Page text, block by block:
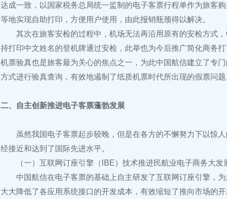
达成一致，以国家税务总局统一监制的电子客票行程单作为旅客
等地实现自助打印，方便用户使用，由此报销瓶颈得以解决。
其次在旅客安检的过程中，机场无法再沿用原有的安检方式，
持打印中文姓名的登机牌通过安检，此举也为今后推广简化商务打
机票验真也是旅客最为关心的焦点之一，为此中国航信建立了专
方式进行验真查询，有效地遏制了纸质机票时代所出现的假票问题
二、自主创新推进电子客票蓬勃发展
虽然我国电子客票起步较晚，但是在各方的不懈努力下以惊人
经接近和达到了国际先进水平。
（一）互联网订座引擎（IBE）技术推进民航业电子商务大发
中国航信在电子客票的基础上自主研发了互联网订座引擎，为
大大降低了各应用系统接口的开发成本，有效缩短了推向市场的